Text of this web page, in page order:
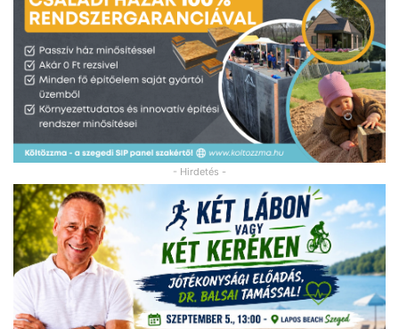
- Hirdetés -